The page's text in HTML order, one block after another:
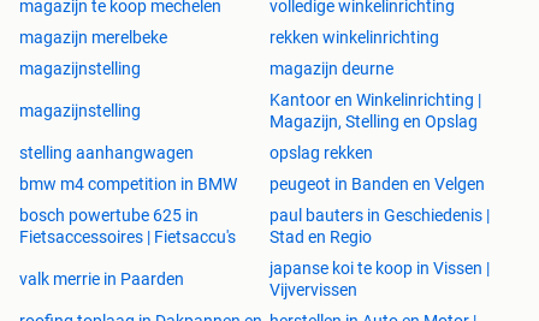
magazijninrichtingen, gebruikte magazijn stelling,
gebruikte magazijn stellingen, gebruikt stelling, gebruikt
stellingen, gebruikte grootvakstellingen, gebruikte
grootvakstelling, gebruikte grootvak stellingen, gebruikte
grootvak stelling. nieuwe magazijnstelling, nieuwe
magazijnstellingen, nieuwemagazijnstelling,
nieuwemagazijnstellingen,gebruikt mecalux, gebruikt
jungheinrich, gebruikt jung heinrich, gebruikte jungheinrich,
gebruikte jung heinrich, gebruiktemecalux, gebruikte
magazijninrichting, gebruikte magazijn inrichting,
gebruiktemagazijninrichting, gebruiktemagazijn inrichting,
gebruikte breedvakstellingen, gebruikte breedvakstelling,
magazijn te koop mechelen
volledige winkelinrichting
magazijn merelbeke
rekken winkelinrichting
magazijnstelling
magazijn deurne
magazijnstelling
Kantoor en Winkelinrichting |
Magazijn, Stelling en Opslag
stelling aanhangwagen
opslag rekken
bmw m4 competition in BMW
peugeot in Banden en Velgen
bosch powertube 625 in
Fietsaccessoires | Fietsaccu's
paul bauters in Geschiedenis |
Stad en Regio
valk merrie in Paarden
japanse koi te koop in Vissen |
Vijvervissen